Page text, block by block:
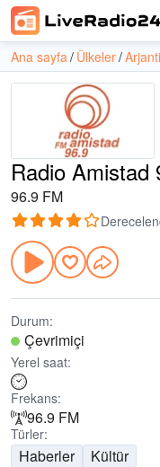
Ana sayfa Ülkeler
Radio Amistad
96.9 FM
Durum:
Çevrimiçi
Yerel saat:
Frekans:
96.9 FM
Türler:
Haberler
Kültür